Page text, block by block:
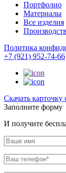
Портфолио
Материалы
Все изделия
Политика
+7 (921) 952-74-66
Cкачать карточку
Заполните форму
И получите